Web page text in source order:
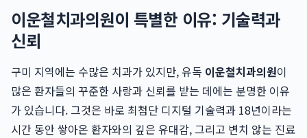
이운철치과의원이 특별한 이유: 기술력과
신뢰
구미 지역에는 수많은 치과가 있지만, 유독 이운철치과의원이
많은 환자들의 꾸준한 사랑과 신뢰를 받는 데에는 분명한 이유
가 있습니다. 그것은 바로 최첨단 디지털 기술력과 18년이라는
시간 동안 쌓아온 환자와의 깊은 유대감, 그리고 변치 않는 진료